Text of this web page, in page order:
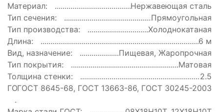
Материал:
Нержавеющая сталь
Тип сечения:
Прямоугольная
Тип производства:
Холоднокатаная
Длина:
6 м
Вид, назначение:
Пищевая, Жаропрочная
Тип покрытия:
Матовая
Толщина стенки:
2.5
ГОСТ:
ГОСТ 8645-68, ГОСТ 13663-86, ГОСТ 30245-2003